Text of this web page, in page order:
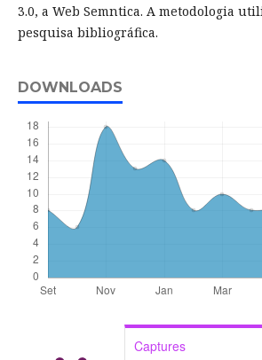
3.0, a Web Semntica. A metodologia
pesquisa bibliográfica.
DOWNLOADS
Captures